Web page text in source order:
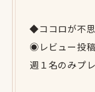
◆ココロが不
◉レビュー投
週１名のみプ